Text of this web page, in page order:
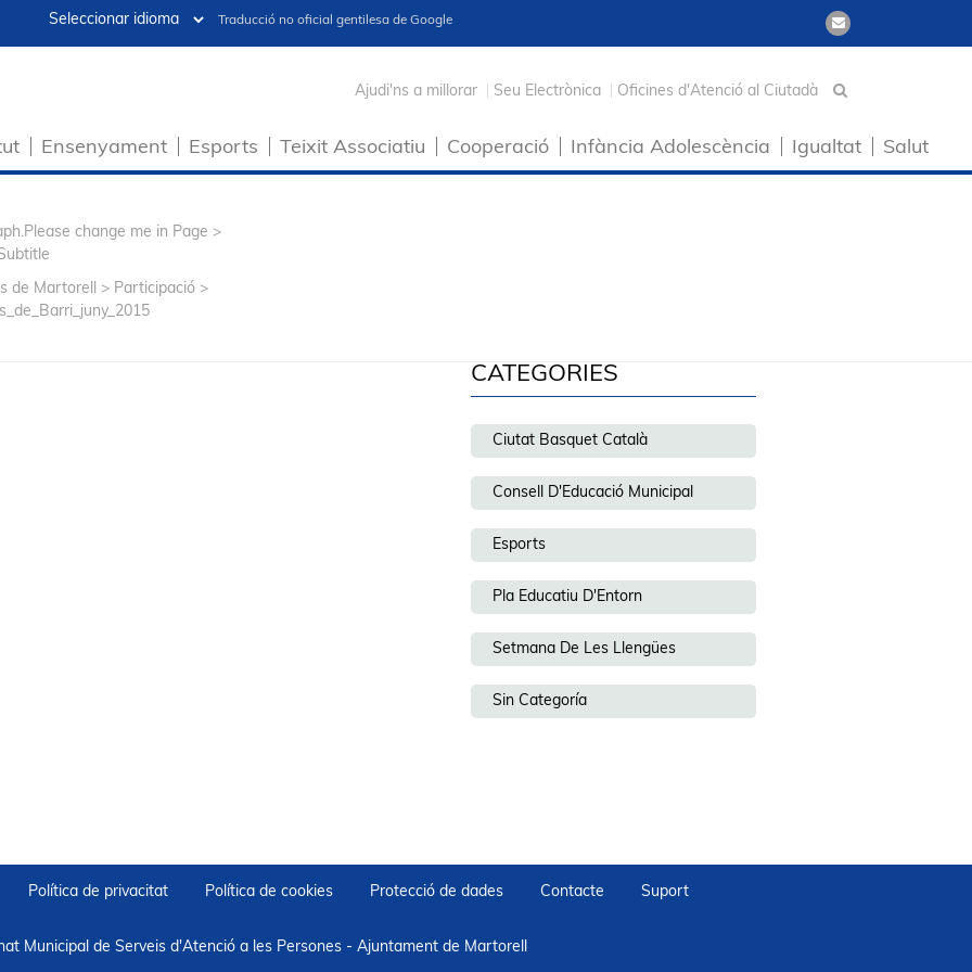
Traducció no oficial gentilesa de Google
Ajudi'ns a millorar Seu Electrònica Oficines d'Atenció al Ciutadà
Ensenyament Esports Teixit Associatiu Cooperació Infància Adolescència Igualtat Salut
change me in Page >
de Martorell > Participació >
CATEGORIES
Ciutat Basquet Català
Consell D'Educació Municipal
Esports
Pla Educatiu D'Entorn
Setmana De Les Llengües
Sin Categoría
Política de privacitat Política de cookies Protecció de dades Contacte Suport
Municipal de Serveis d'Atenció a les Persones - Ajuntament de Martorell